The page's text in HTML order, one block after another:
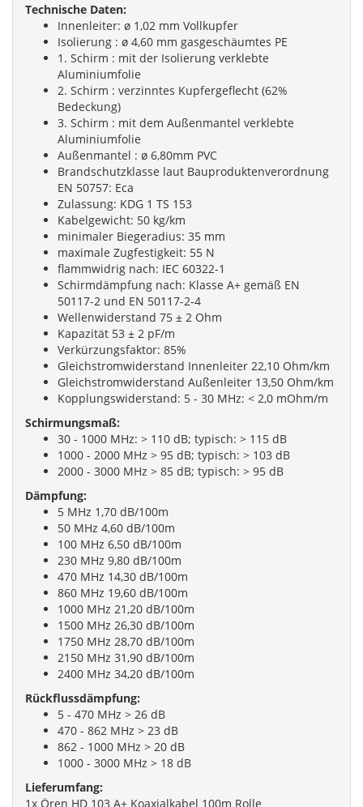
Technische Daten:
Innenleiter: ø 1,02 mm Vollkupfer
Isolierung : ø 4,60 mm gasgeschäumtes PE
1. Schirm : mit der Isolierung verklebte
Aluminiumfolie
2. Schirm : verzinntes Kupfergeflecht (62%
Bedeckung)
3. Schirm : mit dem Außenmantel verklebte
Aluminiumfolie
Außenmantel : ø 6,80mm PVC
Brandschutzklasse laut Bauproduktenverordnung
EN 50757: Eca
Zulassung: KDG 1 TS 153
Kabelgewicht: 50 kg/km
minimaler Biegeradius: 35 mm
maximale Zugfestigkeit: 55 N
flammwidrig nach: IEC 60322-1
Schirmdämpfung nach: Klasse A+ gemäß EN
50117-2 und EN 50117-2-4
Wellenwiderstand 75 ± 2 Ohm
Kapazität 53 ± 2 pF/m
Verkürzungsfaktor: 85%
Gleichstromwiderstand Innenleiter 22,10 Ohm/km
Gleichstromwiderstand Außenleiter 13,50 Ohm/km
Kopplungswiderstand: 5 - 30 MHz: < 2,0 mOhm/m
Schirmungsmaß:
30 - 1000 MHz: > 110 dB; typisch: > 115 dB
1000 - 2000 MHz > 95 dB; typisch: > 103 dB
2000 - 3000 MHz > 85 dB; typisch: > 95 dB
Dämpfung:
5 MHz 1,70 dB/100m
50 MHz 4,60 dB/100m
100 MHz 6,50 dB/100m
230 MHz 9,80 dB/100m
470 MHz 14,30 dB/100m
860 MHz 19,60 dB/100m
1000 MHz 21,20 dB/100m
1500 MHz 26,30 dB/100m
1750 MHz 28,70 dB/100m
2150 MHz 31,90 dB/100m
2400 MHz 34,20 dB/100m
Rückflussdämpfung:
5 - 470 MHz > 26 dB
470 - 862 MHz > 23 dB
862 - 1000 MHz > 20 dB
1000 - 3000 MHz > 18 dB
Lieferumfang:
1x Ören HD 103 A+ Koaxialkabel 100m Rolle